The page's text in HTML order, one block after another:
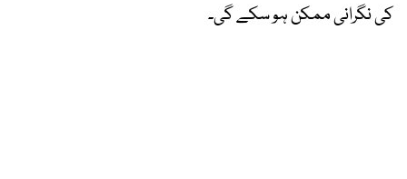
کی نگرانی ممکن ہو سکے گی۔